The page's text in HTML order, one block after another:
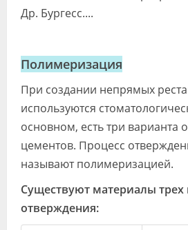
Др. Бургесс....
Полимеризация
При создании непрямых
используются
основном, есть три варианта
цементов. Процесс
называют полимеризацией.
Существуют материалы трех
отверждения: